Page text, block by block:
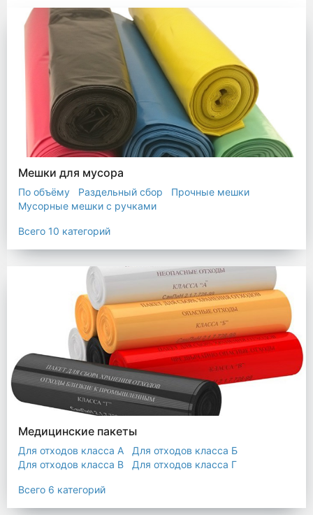
Мешки для мусора
По объёму Раздельный сбор
Прочные мешки
Мусорные мешки с ручками
Прозрачные мешки
Мешки строительные
Мешок для листьев
Всего 10 категорий
Медицинские пакеты
Для отходов класса А
Для отходов класса Б
Для отходов класса В
Для отходов класса Г
Пакеты термостойкие для утилизатора
Всего 6 категорий